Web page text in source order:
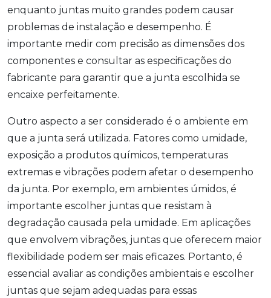
enquanto juntas muito grandes podem causar
problemas de instalação e desempenho. É
importante medir com precisão as dimensões dos
componentes e consultar as especificações do
fabricante para garantir que a junta escolhida se
encaixe perfeitamente.
Outro aspecto a ser considerado é o ambiente em
que a junta será utilizada. Fatores como umidade,
exposição a produtos químicos, temperaturas
extremas e vibrações podem afetar o desempenho
da junta. Por exemplo, em ambientes úmidos, é
importante escolher juntas que resistam à
degradação causada pela umidade. Em aplicações
que envolvem vibrações, juntas que oferecem maior
flexibilidade podem ser mais eficazes. Portanto, é
essencial avaliar as condições ambientais e escolher
juntas que sejam adequadas para essas